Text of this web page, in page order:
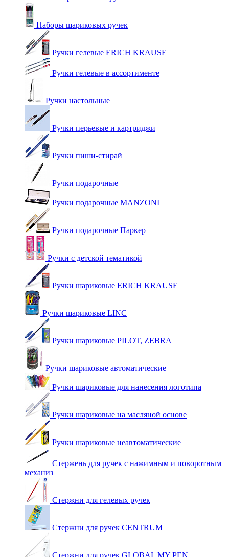
Наборы шариковых ручек
Ручки гелевые ERICH KRAUSE
Ручки гелевые в ассортименте
Ручки настольные
Ручки перьевые и картриджи
Ручки пиши-стирай
Ручки подарочные
Ручки подарочные MANZONI
Ручки подарочные Паркер
Ручки с детской тематикой
Ручки шариковые ERICH KRAUSE
Ручки шариковые LINC
Ручки шариковые PILOT, ZEBRA
Ручки шариковые автоматические
Ручки шариковые для нанесения логотипа
Ручки шариковые на масляной основе
Ручки шариковые неавтоматические
Стержень для ручек с нажимным и поворотным
механиз
Стержни для гелевых ручек
Стержни для ручек CENTRUM
Стержни для ручек GLOBAL MY PEN